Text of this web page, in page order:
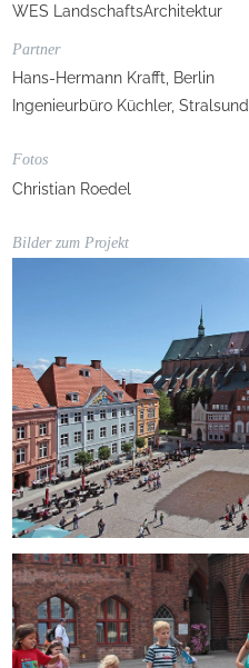
WES LandschaftsArchitektur
Partner
Hans-Hermann Krafft, Berlin
Ingenieurbüro Küchler, Stralsund
Fotos
Christian Roedel
Bilder zum Projekt